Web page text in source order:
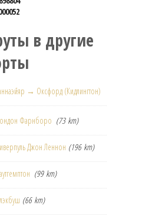
в другие
→ Оксфорд (Кидлингтон)
Фарнборо (73 km)
Джон Леннон (196 km)
(99 km)
(66 km)